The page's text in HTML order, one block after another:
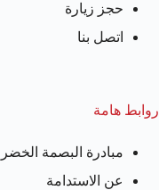
حجز زيارة
اتصل بنا
روابط هامة
مبادرة البصمة
عن الاستدامة